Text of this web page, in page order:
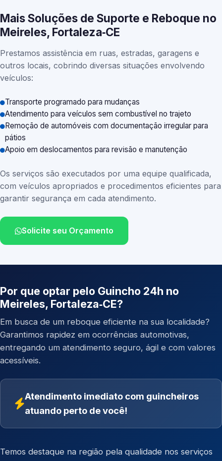
Mais Soluções de Suporte e Reboque no
Meireles, Fortaleza‑CE
Prestamos assistência em ruas, estradas, garagens e
outros locais, cobrindo diversas situações envolvendo
veículos:
Transporte programado para mudanças
Atendimento para veículos sem combustível no trajeto
Remoção de automóveis com documentação irregular para
pátios
Apoio em deslocamentos para revisão e manutenção
Os serviços são executados por uma equipe qualificada,
com veículos apropriados e procedimentos eficientes para
garantir segurança em cada atendimento.
Solicite seu Orçamento
Por que optar pelo Guincho 24h no
Meireles, Fortaleza‑CE?
Em busca de um reboque eficiente na sua localidade?
Garantimos rapidez em ocorrências automotivas,
entregando um atendimento seguro, ágil e com valores
acessíveis.
Atendimento imediato com guincheiros
atuando perto de você!
Temos destaque na região pela qualidade nos serviços